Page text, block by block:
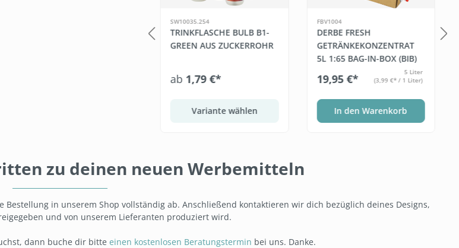
SW10035.254
TRINKFLASCHE BULB B1-
GREEN AUS ZUCKERROHR
ab 1,79 €*
Variante wählen
FBV1004
DERBE FRESH
GETRÄNKEKONZENTRAT
5L 1:65 BAG-IN-BOX (BIB)
19,95 €*
5 Liter
(3,99 €* / 1 Liter)
In den Warenkorb
zu deinen neuen Werbemitteln
in unserem Shop vollständig ab. Anschließend kontaktieren wir dich bezüglich deines Designs,
und von unserem Lieferanten produziert wird.
dann buche dir bitte einen kostenlosen Beratungstermin bei uns. Danke.